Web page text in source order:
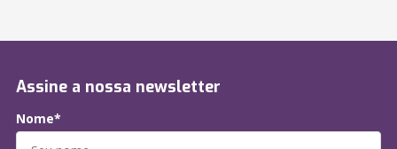
Assine a nossa newsletter
Nome*